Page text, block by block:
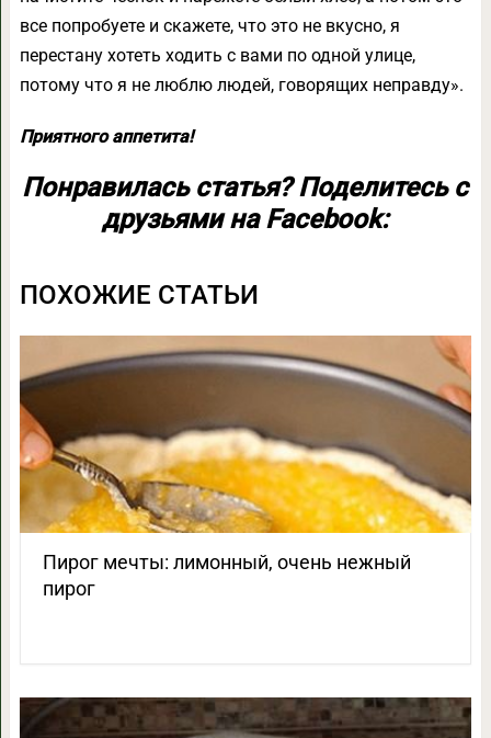
все попробуете и скажете, что это не вкусно, я
перестану хотеть ходить с вами по одной улице,
потому что я не люблю людей, говорящих неправду».
Приятного аппетита!
Понравилась статья? Поделитесь с
друзьями на Facebook:
ПОХОЖИЕ СТАТЬИ
Пирог мечты: лимонный, очень нежный
пирог